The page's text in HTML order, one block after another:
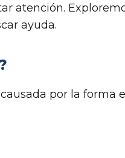
atención.
ayuda.
por la forma